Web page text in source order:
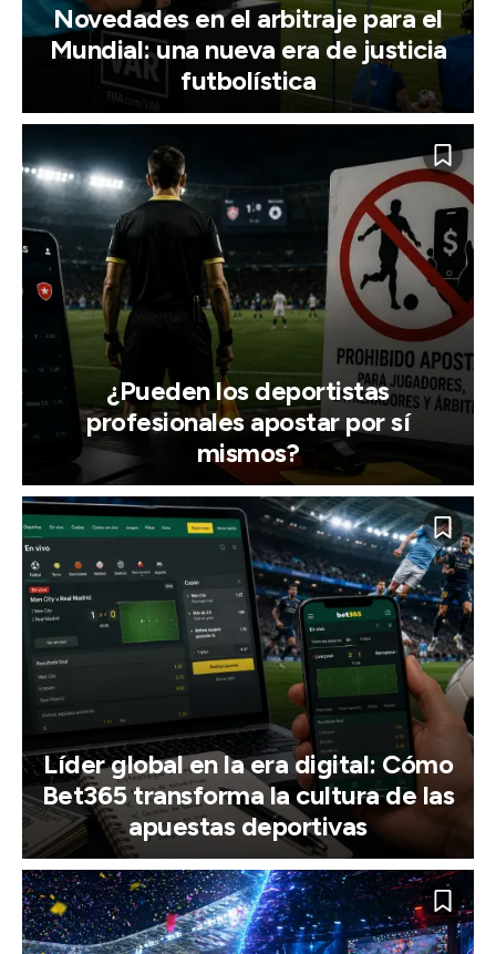
Novedades en el arbitraje para el
Mundial: una nueva era de justicia
futbolística
¿Pueden los deportistas
profesionales apostar por sí
mismos?
Líder global en la era digital: Cómo
Bet365 transforma la cultura de las
apuestas deportivas